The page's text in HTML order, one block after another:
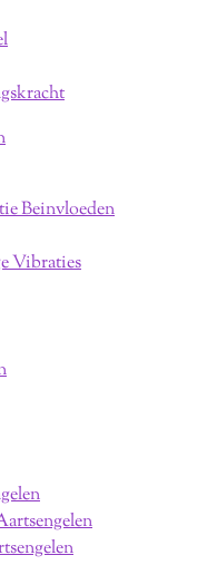
Beinvloeden
Vibraties